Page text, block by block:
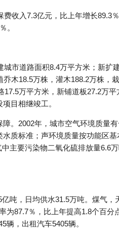
收入7.3亿元，比上年增长
。
市道路面积8.4万平方米；新
木18.5万株，灌木188.2万株
17.5万平方米，新铺道板27.2万
目相继竣工。
。2002年，城市空气环境质量
质标准；声环境质量按功能区
主要污染物二氧化硫排放量6.6
吨，日均供水31.5万吨。煤气
为87.7％，比上年提高1.8个百
辆，出租汽车5405辆。